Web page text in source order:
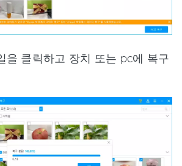
을 클릭하고 장치 또는 pc에 복구